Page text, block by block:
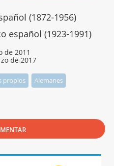
(1872-1956)
español (1923-1991)
de 2011
de 2017
propios
Alemanes